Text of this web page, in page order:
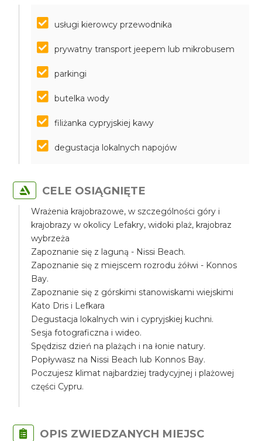
usługi kierowcy przewodnika
prywatny transport jeepem lub mikrobusem
parkingi
butelka wody
filiżanka cypryjskiej kawy
degustacja lokalnych napojów
CELE OSIĄGNIĘTE
Wrażenia krajobrazowe, w szczególności góry i
krajobrazy w okolicy Lefakry, widoki plaż, krajobraz
wybrzeża
Zapoznanie się z laguną - Nissi Beach.
Zapoznanie się z miejscem rozrodu żółwi - Konnos
Bay.
Zapoznanie się z górskimi stanowiskami wiejskimi
Kato Dris i Lefkara
Degustacja lokalnych win i cypryjskiej kuchni.
Sesja fotograficzna i wideo.
Spędzisz dzień na plażąch i na łonie natury.
Popływasz na Nissi Beach lub Konnos Bay.
Poczujesz klimat najbardziej tradycyjnej i plażowej
części Cypru.
OPIS ZWIEDZANYCH MIEJSC